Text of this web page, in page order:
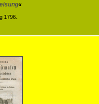
«
1796